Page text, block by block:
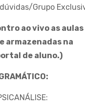
Grupo
ao vivo as aulas
armazenadas na
de aluno.)